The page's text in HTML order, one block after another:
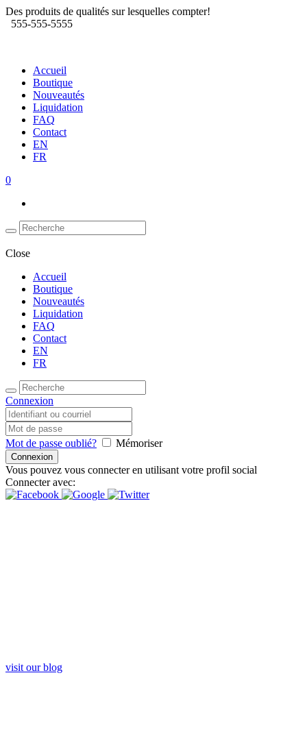
Des produits de qualités sur lesquelles compter!
555-555-5555
Accueil
Boutique
Nouveautés
Liquidation
FAQ
Contact
EN
FR
0
Close
Accueil
Boutique
Nouveautés
Liquidation
FAQ
Contact
EN
FR
Connexion
Mot de passe oublié? Mémoriser
Vous pouvez vous connecter en utilisant votre profil social
Connecter avec:
visit our blog